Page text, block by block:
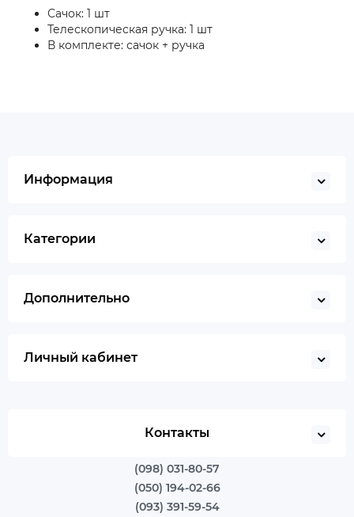
Сачок: 1 шт
Телескопическая ручка: 1 шт
В комплекте: сачок + ручка
Информация
Категории
Дополнительно
Личный кабинет
Контакты
(098) 031-80-57
(050) 194-02-66
(093) 391-59-54